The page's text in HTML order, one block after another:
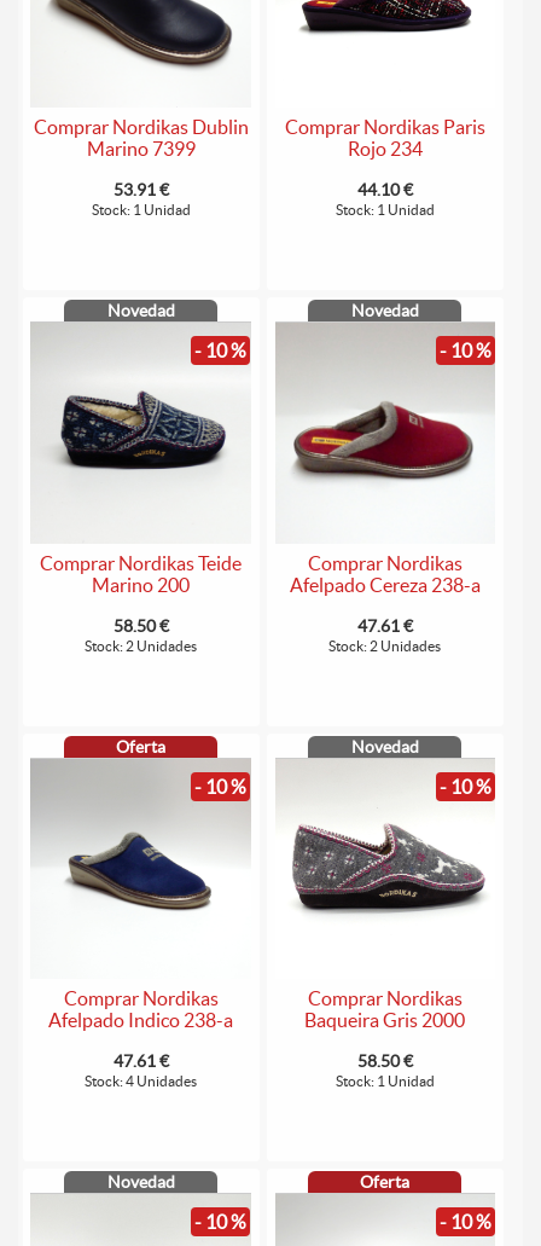
Comprar Nordikas Dublin
Marino 7399
53.91 €
Stock: 1 Unidad
Comprar Nordikas Paris
Rojo 234
44.10 €
Stock: 1 Unidad
Novedad
- 10 %
Comprar Nordikas Teide
Marino 200
58.50 €
Stock: 2 Unidades
Novedad
- 10 %
Comprar Nordikas
Afelpado Cereza 238-a
47.61 €
Stock: 2 Unidades
Oferta
- 10 %
Comprar Nordikas
Afelpado Indico 238-a
47.61 €
Stock: 4 Unidades
Novedad
- 10 %
Comprar Nordikas
Baqueira Gris 2000
58.50 €
Stock: 1 Unidad
Novedad
- 10 %
Oferta
- 10 %